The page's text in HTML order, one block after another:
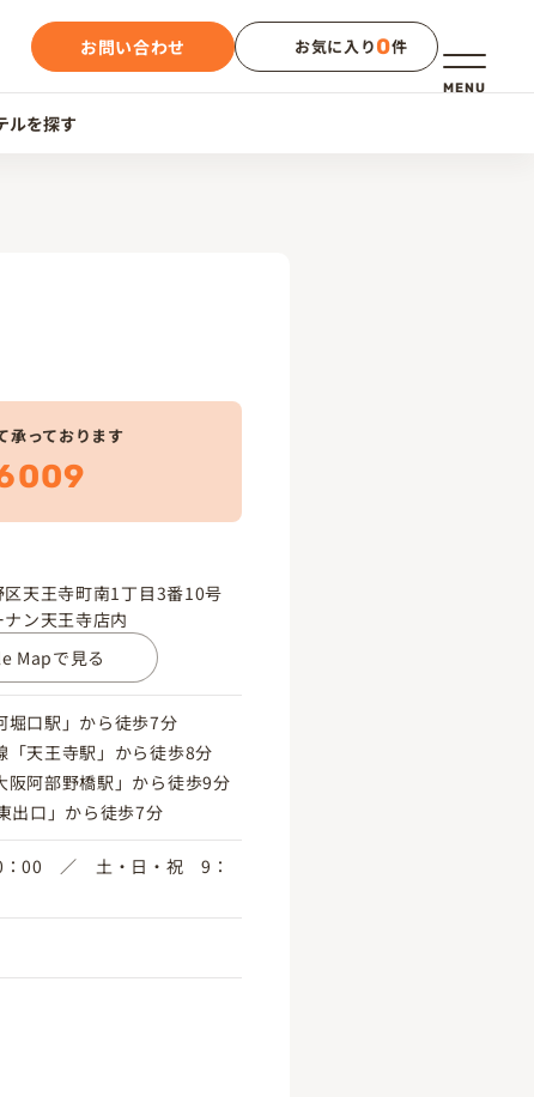
メニュー
MENU
お問い合わせ お気に入り0件
ルを探す
承っております
天王寺町南1丁目3番10号
ン天王寺店内
Mapで見る
堀口駅」から徒歩7分
「天王寺駅」から徒歩8分
阪阿部野橋駅」から徒歩9分
出口」から徒歩7分
：00 ／ 土・日・祝 9：